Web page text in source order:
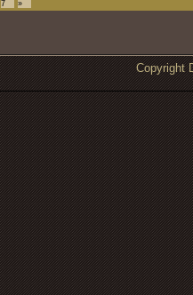
7 »
Copyright